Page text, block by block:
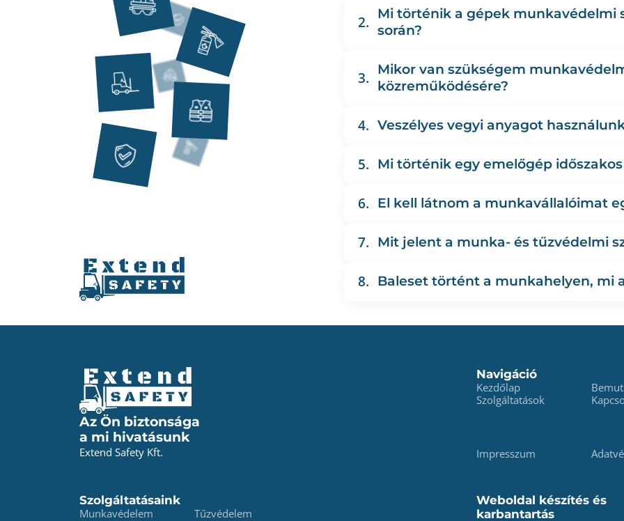
2.
Mi történik a gépek munkavédelmi
során?
3.
Mikor van szükségem
közreműködésére?
4. Veszélyes vegyi anyagot
5. Mi történik egy emelőgép
6. El kell látnom a munkavállalóimat
7. Mit jelent a munka- és tűzvédelmi
8. Baleset történt a munkahelyen, mi
Az Ön biztonsága
a mi hivatásunk
Extend Safety Kft.
Navigáció
Kezdőlap
Szolgáltatások
Impresszum
Szolgáltatásaink
Munkavédelem
Tűzvédelem
Weboldal készítés és
karbantartás